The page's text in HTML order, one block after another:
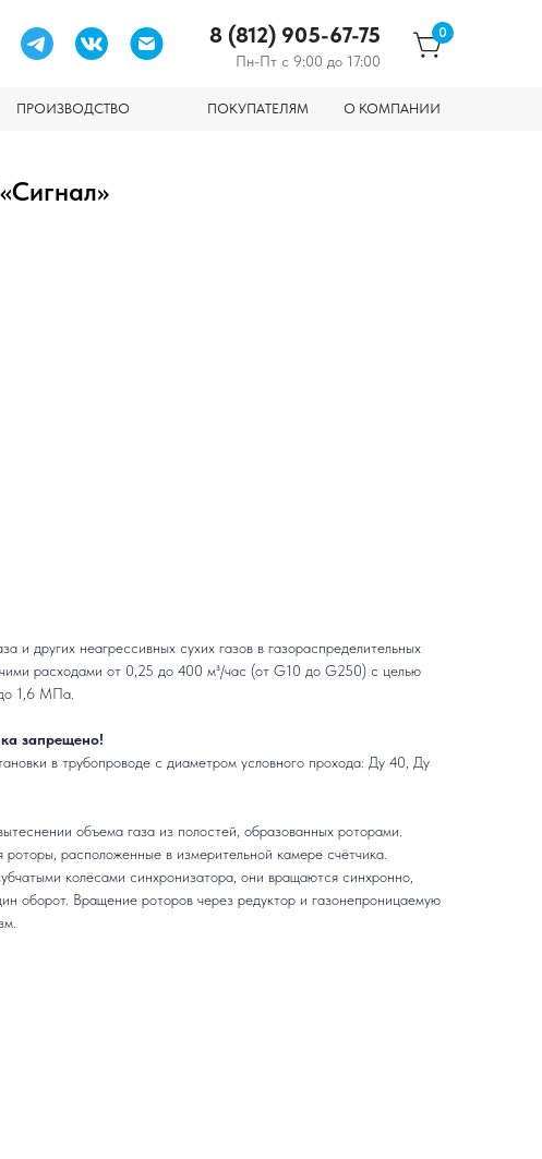
ПОКУПАТЕЛЯМ О КОМПАНИИ
8 (812) 905-67-75
Пн-Пт с 9:00 до 17:00
0
ПРОИЗВОДСТВО
и других неагрессивных сухих газов в газораспределительных
расходами от 0,25 до 400 м³/час (от G10 до G250) с целью
1,6 МПа.
запрещено!
в трубопроводе с диаметром условного прохода: Ду 40, Ду
объема газа из полостей, образованных роторами.
расположенные в измерительной камере счётчика.
колёсами синхронизатора, они вращаются синхронно,
оборот. Вращение роторов через редуктор и газонепроницаемую